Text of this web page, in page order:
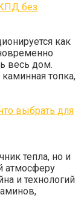
без
как
весь дом.
топка,
выбрать для
тепла, но и
атмосферу
и технологий